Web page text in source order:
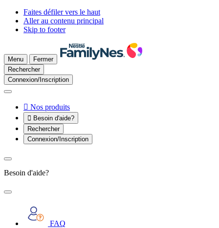
Faites défiler vers le haut
Aller au contenu principal
Skip to footer
Menu
Fermer
Rechercher
Connexion/Inscription
 Nos produits
 Besoin d'aide?
Rechercher
Connexion/Inscription
Besoin d'aide?
FAQ